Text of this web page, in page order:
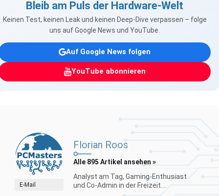
Bleib am Puls der Hardware-Welt
Keinen Test, keinen Leak und keinen Deep-Dive verpassen – folge
uns auf Google News und YouTube.
Auf Google News folgen
YouTube abonnieren
E-Mail
Florian Roos
Alle 895 Artikel ansehen »
Analyst am Tag, Gaming-Enthusiast
und Co-Admin in der Freizeit....